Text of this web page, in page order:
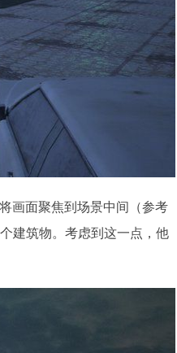
画面聚焦到场景中间（参考
建筑物。考虑到这一点，他